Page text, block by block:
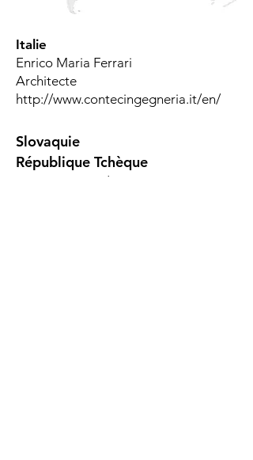
Italie
Enrico Maria Ferrari
Architecte
http://www.contecingegneria.it/en/
Slovaquie
République Tchèque
Fernandez